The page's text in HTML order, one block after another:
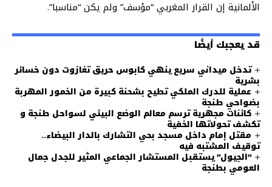
الألمانية إن القرار المغربي “مؤسف” ولم يكن “مناسبا”.
قد يعجبك أيضًا
تدخل ميداني سريع ينهي كابوس حريق تغازوت دون خسائر
بشرية
عملية للدرك الملكي تطيح بشحنة كبيرة من الخمور المهربة
بضواحي طنجة
كائنات مجهرية ترسم معالم الوضع البيئي لسواحل طنجة و
تكشف تحولاتها الخفية
مقتل إمام داخل مسجد بحي التشارك بالدار البيضاء..
توقيف المشتبه فيه
“الجيول” يستقبل المستشار الجماعي المثير للجدل جمال
العومي بطنجة